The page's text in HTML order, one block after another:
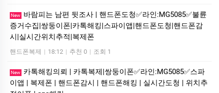
New
바람피는 남편 뒷조사 | 핸드폰도청✅라인:MG5085✅불륜
증거수집|쌍둥이폰|카톡해킹|스파이앱|핸드폰도청|핸드폰감
시|실시간위치추적|복제폰
핸드폰복제 | 18:12 | 추천 0 | 조회 1
New
카톡해킹의뢰 | 카톡복제|쌍둥이폰✅라인:MG5085✅스파
이앱 | 복제폰 | 핸드폰감시 | 핸드폰해킹 | 실시간도청 | 위치추